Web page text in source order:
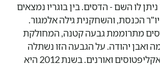
לו השם - הדסים. בין בוגריו נמצאים
הכנסת, והשחקנית גילה אלמגור.
מתרוממת גבעה קטנה, המחולקת
ואבן יהודה. על הגבעה הזו נשתלה
חורשה מעורבת אקליפטוסים ואורנים. בשנת 2012 היא